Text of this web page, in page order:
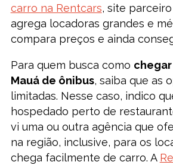
carro na Rentcars, site
agrega locadoras grandes e
compara preços e ainda
Para quem busca como
Mauá de ônibus, saiba que as
limitadas. Nesse caso, indico
hospedado perto de
vi uma ou outra agência que
na região, inclusive, para os
chega facilmente de carro. A